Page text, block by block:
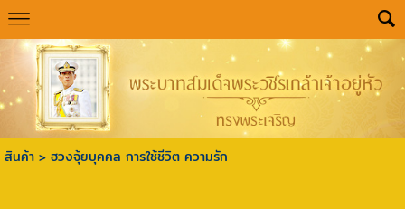
สินค้า> ฮวงจุ้ยบุคคล การใช้ชีวิต ความรัก